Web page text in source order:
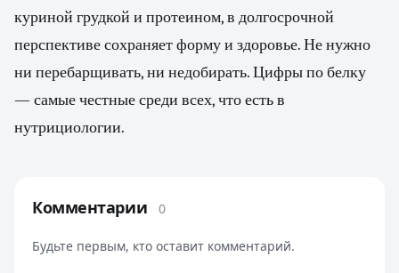
куриной грудкой и протеином, в долгосрочной
перспективе сохраняет форму и здоровье. Не нужно
ни перебарщивать, ни недобирать. Цифры по белку
— самые честные среди всех, что есть в
нутрициологии.
Комментарии 0
Будьте первым, кто оставит комментарий.